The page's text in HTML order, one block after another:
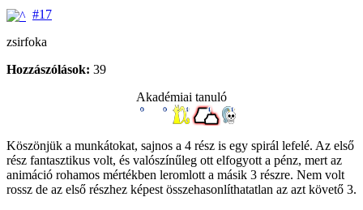
#17
zsirfoka
Hozzászólások: 39
Akadémiai tanuló
Köszönjük a munkátokat, sajnos a 4 rész is egy spirál lefelé. Az első
rész fantasztikus volt, és valószínűleg ott elfogyott a pénz, mert az
animáció rohamos mértékben leromlott a másik 3 részre. Nem volt
rossz de az első részhez képest összehasonlíthatatlan az azt követő 3.